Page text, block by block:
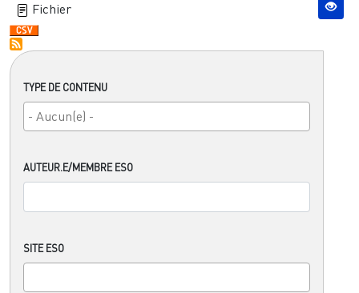
TYPE DE CONTENU
AUTEUR.E/MEMBRE ESO
SITE ESO
Fichier